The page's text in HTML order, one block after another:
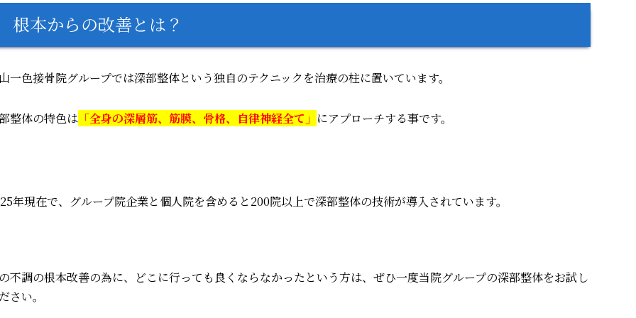
根本からの改善とは？
一色接骨院グループでは深部整体という独自のテクニックを治療の柱に置いています。
整体の特色は 「全身の深層筋、筋膜、骨格、自律神経全て」 にアプローチする事です。
年現在で、グループ院企業と個人院を含めると200院以上で深部整体の技術が導入されています。
不調の根本改善の為に、どこに行っても良くならなかったという方は、ぜひ一度当院グループの深部整体をお試し
さい。